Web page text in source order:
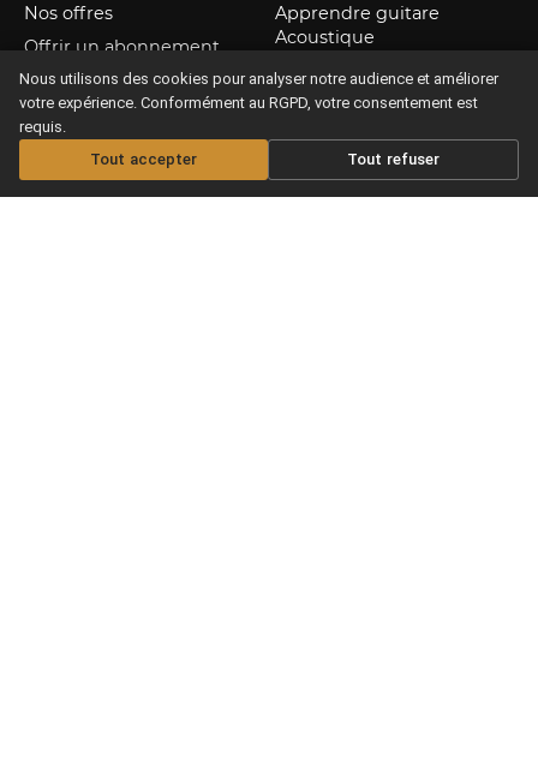
Nos offres
Offrir un abonnement
Les Infos musicales
Aide / FAQS
Apprendre guitare
Acoustique
Apprendre guitare
Electrique
Nos Cours Live
Nos Partitions
Nous utilisons des cookies pour analyser notre audience et améliorer
votre expérience. Conformément au RGPD, votre consentement est
requis.
Tout accepter
Tout refuser